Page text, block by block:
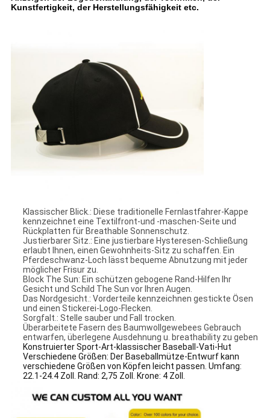
Kunstfertigkeit, der Herstellungsfähigkeit etc.
Klassischer Blick.: Diese traditionelle Fernlastfahrer-Kappe
kennzeichnet eine Textilfront-und -maschen-Seite und
Rückplatten für Breathable Sonnenschutz.
Justierbarer Sitz.: Eine justierbare Hysteresen-Schließung
erlaubt Ihnen, einen Gewohnheits-Sitz zu schaffen. Ein
Pferdeschwanz-Loch lässt bequeme Abnutzung mit jeder
möglicher Frisur zu.
Block The Sun: Ein schützen gebogene Rand-Hilfen Ihr
Gesicht und Schild The Sun vor Ihren Augen.
Das Nordgesicht.: Vorderteile kennzeichnen gestickte Ösen
und einen Stickerei-Logo-Flecken.
Sorgfalt.: Stelle sauber und Fall trocken.
Überarbeitete Fasern des Baumwollgewebees Gebrauch
entwarfen, überlegene Ausdehnung u. breathability zu geben
Konstruierter Sport-Art-klassischer Baseball-Vati-Hut
Verschiedene Größen: Der Baseballmütze-Entwurf kann
verschiedene Größen von Köpfen leicht passen. Umfang:
22.1-24.4 Zoll. Rand: 2,75 Zoll. Krone: 4 Zoll.